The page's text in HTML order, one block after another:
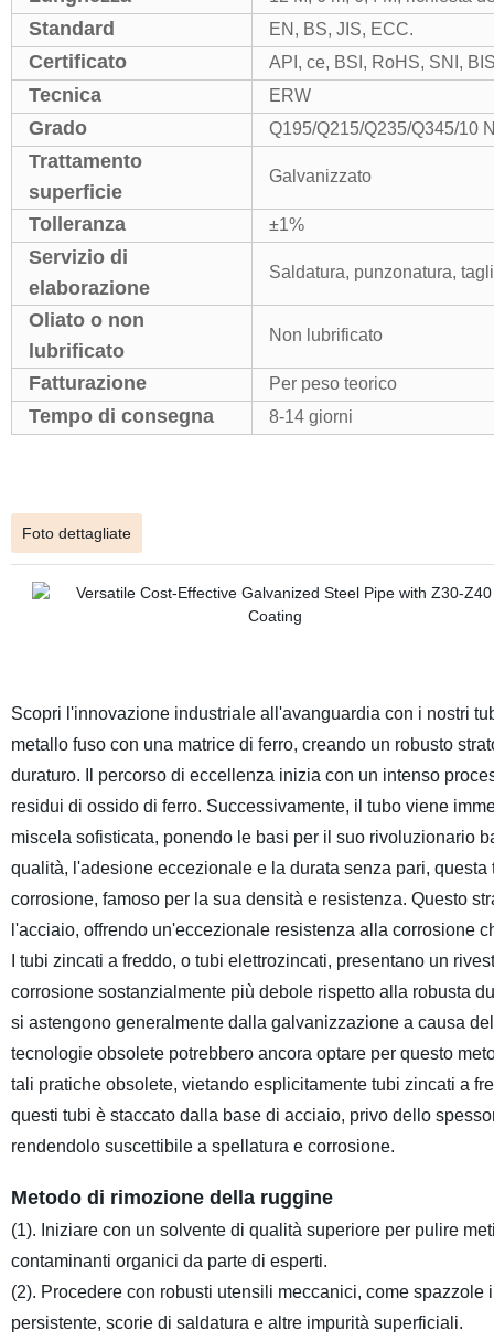
Standard EN, BS, JIS, ECC.
Certificato API, ce, BSI, RoHS, SNI,
Tecnica ERW
Grado Q195/Q215/Q235/Q345/10
Trattamento
superficie
Galvanizzato
Tolleranza ±1%
Servizio di
elaborazione
Saldatura, punzonatura,
Oliato o non
lubrificato
Non lubrificato
Fatturazione Per peso teorico
Tempo di consegna 8-14 giorni
Foto dettagliate
Scopri l'innovazione industriale all'avanguardia con i nostri
metallo fuso con una matrice di ferro, creando un robusto
duraturo. Il percorso di eccellenza inizia con un intenso
residui di ossido di ferro. Successivamente, il tubo viene
miscela sofisticata, ponendo le basi per il suo rivoluzionario
qualità, l'adesione eccezionale e la durata senza pari,
corrosione, famoso per la sua densità e resistenza. Questo
l'acciaio, offrendo un'eccezionale resistenza alla corrosione
I tubi zincati a freddo, o tubi elettrozincati, presentano un
corrosione sostanzialmente più debole rispetto alla robusta
si astengono generalmente dalla galvanizzazione a causa
tecnologie obsolete potrebbero ancora optare per questo
tali pratiche obsolete, vietando esplicitamente tubi zincati a
questi tubi è staccato dalla base di acciaio, privo dello
rendendolo suscettibile a spellatura e corrosione.
Metodo di rimozione della ruggine
(1). Iniziare con un solvente di qualità superiore per pulire
contaminanti organici da parte di esperti.
(2). Procedere con robusti utensili meccanici, come
persistente, scorie di saldatura e altre impurità superficiali.